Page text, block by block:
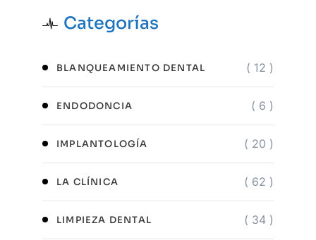
Categorías
BLANQUEAMIENTO DENTAL ( 12 )
ENDODONCIA ( 6 )
IMPLANTOLOGÍA ( 20 )
LA CLÍNICA ( 62 )
LIMPIEZA DENTAL ( 34 )